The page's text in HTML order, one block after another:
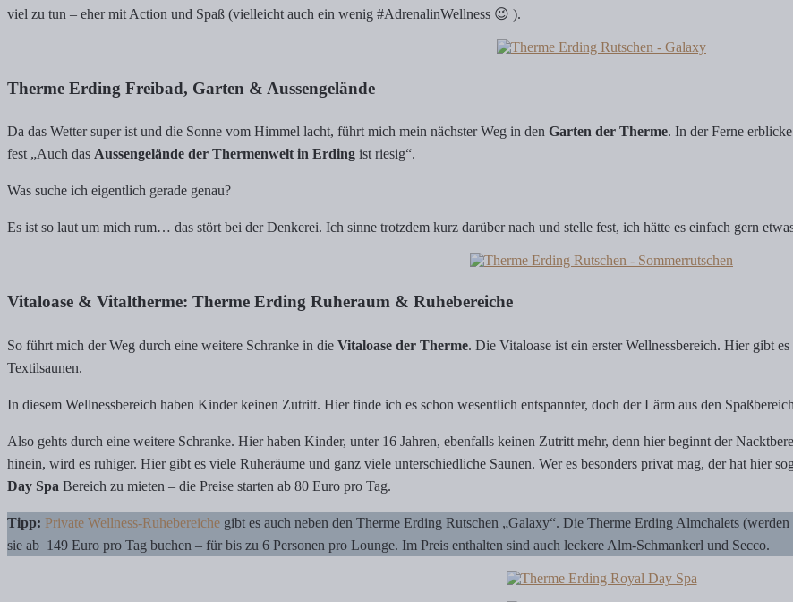
viel zu tun – eher mit Action und Spaß (vielleicht auch ein wenig #AdrenalinWellness 😉 ).
Therme Erding Freibad, Garten & Aussengelände
Da das Wetter super ist und die Sonne vom Himmel lacht, führt mich mein nächster Weg in den Garten der Therme. In der Ferne
fest „Auch das Aussengelände der Thermenwelt in Erding ist riesig“.
Was suche ich eigentlich gerade genau?
Es ist so laut um mich rum… das stört bei der Denkerei. Ich sinne trotzdem kurz darüber nach und stelle fest, ich hätte es einfach gern
Vitaloase & Vitaltherme: Therme Erding Ruheraum & Ruhebereiche
So führt mich der Weg durch eine weitere Schranke in die Vitaloase der Therme. Die Vitaloase ist ein erster Wellnessbereich. Hier gibt
Textilsaunen.
In diesem Wellnessbereich haben Kinder keinen Zutritt. Hier finde ich es schon wesentlich entspannter, doch der Lärm aus den
Also gehts durch eine weitere Schranke. Hier haben Kinder, unter 16 Jahren, ebenfalls keinen Zutritt mehr, denn hier beginnt der
hinein, wird es ruhiger. Hier gibt es viele Ruheräume und ganz viele unterschiedliche Saunen. Wer es besonders privat mag, der hat hier
Day Spa Bereich zu mieten – die Preise starten ab 80 Euro pro Tag.
Tipp: Private Wellness-Ruhebereiche gibt es auch neben den Therme Erding Rutschen „Galaxy“. Die Therme Erding Almchalets
sie ab 149 Euro pro Tag buchen – für bis zu 6 Personen pro Lounge. Im Preis enthalten sind auch leckere Alm-Schmankerl und Secco.